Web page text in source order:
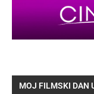
MOJ FILMSKI DAN